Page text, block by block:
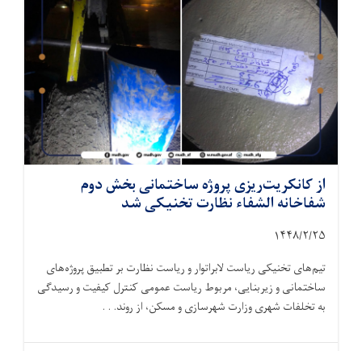
از کانکریت‌ریزی پروژه ساختمانی بخش دوم
شفاخانه الشفاء نظارت تخنیکی شد
۱۴۴۸/۲/۲۵
تیم‌های تخنیکی ریاست لابراتوار و ریاست نظارت بر تطبیق پروژه‌های
ساختمانی و زیربنایی، مربوط ریاست عمومی کنترل کیفیت و رسیدگی
به تخلفات شهری وزارت شهرسازی و مسکن، از روند. . .